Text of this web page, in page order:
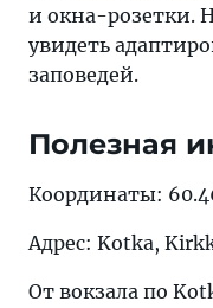
и окна-розетки.
увидеть
заповедей.
Полезная
Координаты:
Адрес: Kotka,
От вокзала по